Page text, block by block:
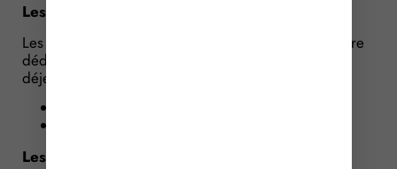
Les frais de repas
Les dépenses supplémentaires de repas peuvent être
déduites lorsque le salarié ne peut pas rentrer
déjeuner à son domicile en raison :
Les frais de transport